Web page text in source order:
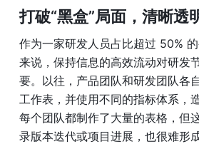
打破“黑盒”局面，清晰透
作为一家研发人员占比超过 50%
来说，保持信息的高效流动对研发
要。以往，产品团队和研发团队各
工作表，并使用不同的指标体系，
每个团队都制作了大量的表格，但
录版本迭代或项目进展，也很难形